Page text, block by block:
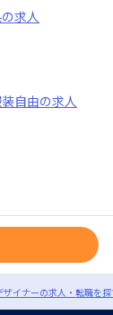
の求人
自由の求人
ザイナーの求人・転職を